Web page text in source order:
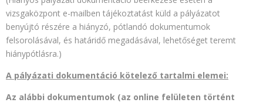
vizsgaközpont e-mailben tájékoztatást küld a pályázatot
benyújtó részére a hiányzó, pótlandó dokumentumok
felsorolásával, és határidő megadásával, lehetőséget teremt
hiánypótlásra.)
A pályázati dokumentáció kötelező tartalmi elemei:
Az alábbi dokumentumok (az online felületen történt